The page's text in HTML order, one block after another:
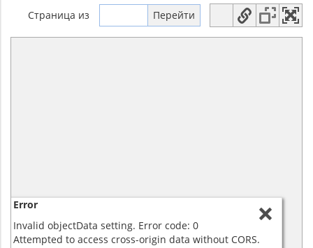
Страница из
Error
Invalid objectData setting. Error code: 0
Attempted to access cross-origin data without CORS.